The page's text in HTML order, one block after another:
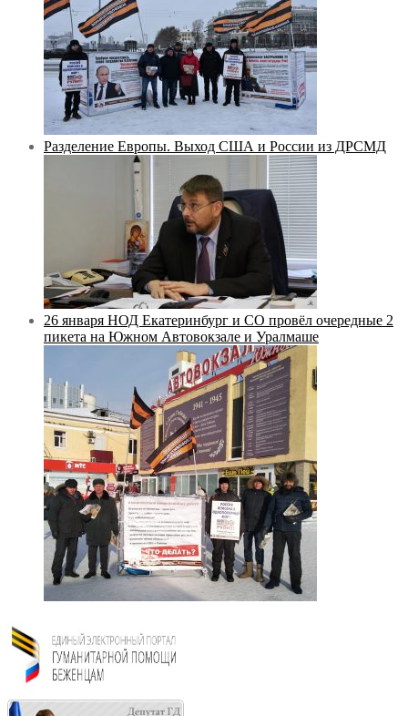
Разделение Европы. Выход США и России из ДРСМД
26 января НОД Екатеринбург и СО провёл очередные 2
пикета на Южном Автовокзале и Уралмаше